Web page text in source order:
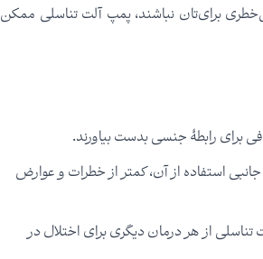
برای‌تان نباشند، پمپ آلت تناسلی ممکن
برای رابطۀ جنسی بدست بیاورند.
استفاده از آن، کمتر از خطرات و عوارض
از هر درمان دیگری برای اختلال در